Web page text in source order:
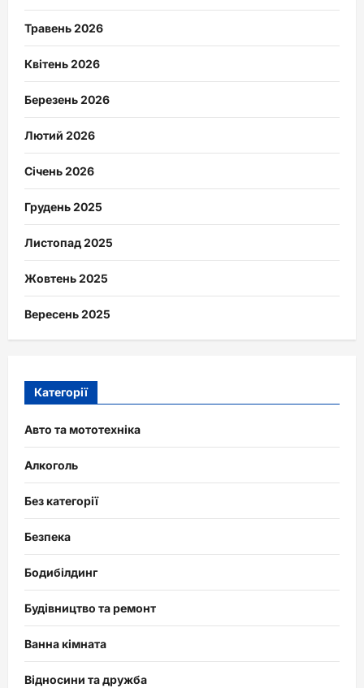
Травень 2026
Квітень 2026
Березень 2026
Лютий 2026
Січень 2026
Грудень 2025
Листопад 2025
Жовтень 2025
Вересень 2025
Категорії
Авто та мототехніка
Алкоголь
Без категорії
Безпека
Бодибілдинг
Будівництво та ремонт
Ванна кімната
Відносини та дружба